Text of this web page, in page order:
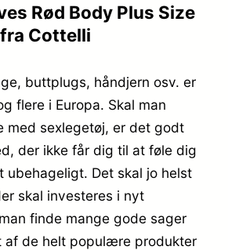
Rød Body Plus Size
fra Cottelli
buttplugs, håndjern osv. er
flere i Europa. Skal man
med sexlegetøj, er det godt
der ikke får dig til at føle dig
ubehageligt. Det skal jo helst
skal investeres i nyt
finde mange gode sager
af de helt populære produkter